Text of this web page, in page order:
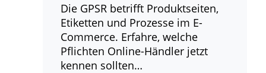
Die GPSR betrifft Produktseiten,
Etiketten und Prozesse im E-
Commerce. Erfahre, welche
Pflichten Online-Händler jetzt
kennen sollten…